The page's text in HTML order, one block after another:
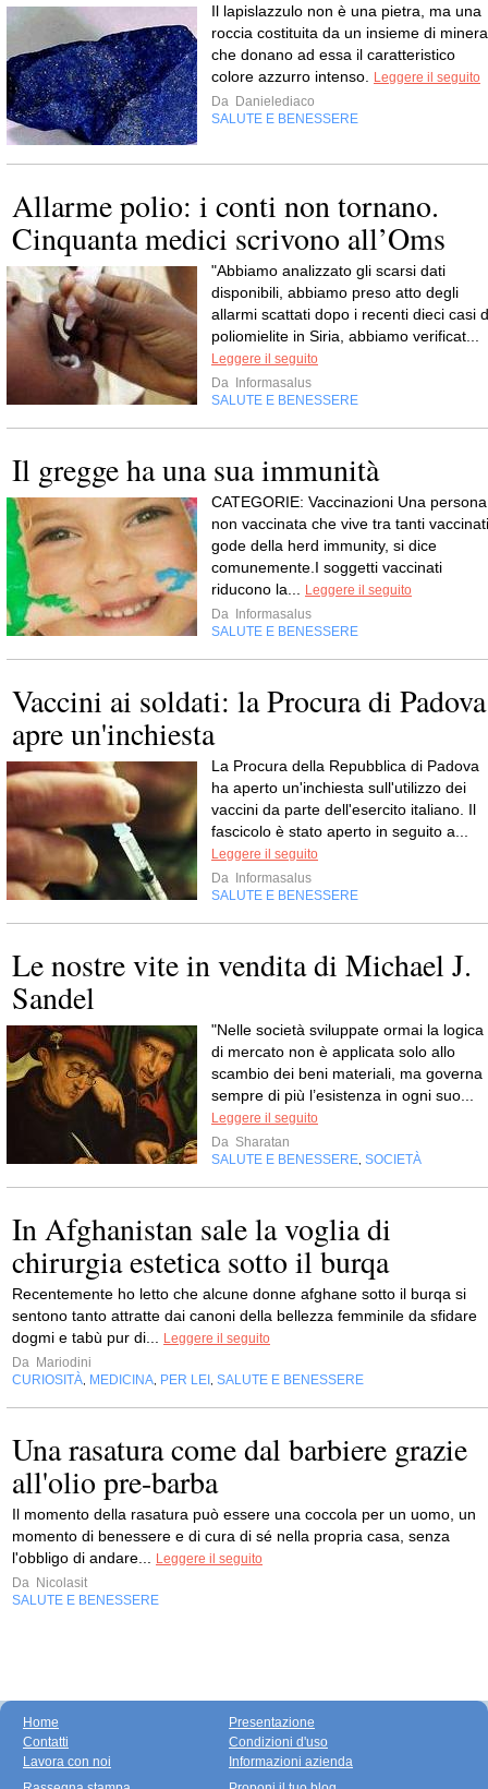
Il lapislazzulo non è una pietra, ma una
roccia costituita da un insieme di
che donano ad essa il caratteristico
colore azzurro intenso.
Leggere il seguito
Da Danielediaco
SALUTE E BENESSERE
Allarme polio: i conti non tornano.
Cinquanta medici scrivono all’Oms
"Abbiamo analizzato gli scarsi dati
disponibili, abbiamo preso atto degli
allarmi scattati dopo i recenti dieci casi
poliomielite in Siria, abbiamo verificat...
Leggere il seguito
Da
Informasalus
SALUTE E BENESSERE
Il gregge ha una sua immunità
CATEGORIE: Vaccinazioni Una persona
non vaccinata che vive tra tanti vaccinati
gode della herd immunity, si dice
comunemente.I soggetti vaccinati
riducono la...
Leggere il seguito
Da
Informasalus
SALUTE E BENESSERE
Vaccini ai soldati: la Procura di Padova
apre un'inchiesta
La Procura della Repubblica di Padova
ha aperto un'inchiesta sull'utilizzo dei
vaccini da parte dell'esercito italiano. Il
fascicolo è stato aperto in seguito a...
Leggere il seguito
Da
Informasalus
SALUTE E BENESSERE
Le nostre vite in vendita di Michael J.
Sandel
"Nelle società sviluppate ormai la logica
di mercato non è applicata solo allo
scambio dei beni materiali, ma governa
sempre di più l’esistenza in ogni suo...
Leggere il seguito
Da Sharatan
SALUTE E BENESSERE SOCIETÀ
In Afghanistan sale la voglia di
chirurgia estetica sotto il burqa
Recentemente ho letto che alcune donne afghane sotto il burqa si
sentono tanto attratte dai canoni della bellezza femminile da sfidare
dogmi e tabù pur di...
Leggere il seguito
Da Mariodini
CURIOSITÀ MEDICINA PER LEI SALUTE E BENESSERE
Una rasatura come dal barbiere grazie
all'olio pre-barba
Il momento della rasatura può essere una coccola per un uomo, un
momento di benessere e di cura di sé nella propria casa, senza
l'obbligo di andare...
Leggere il seguito
Da Nicolasit
SALUTE E BENESSERE
Home
Contatti
Lavora con noi
Presentazione
Condizioni d'uso
Informazioni azienda